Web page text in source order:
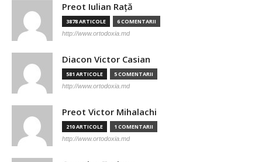
Preot Iulian Raţă
3878 ARTICOLE 6 COMENTARII
http://www.ortodoxia.md
Diacon Victor Casian
581 ARTICOLE 5 COMENTARII
http://www.ortodoxia.md
Preot Victor Mihalachi
210 ARTICOLE 1 COMENTARII
http://www.ortodoxia.md